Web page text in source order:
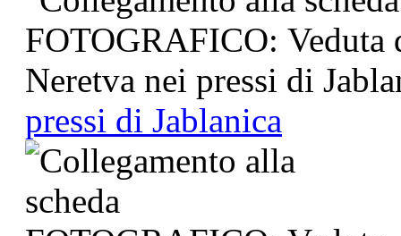
pressi di Jablanica